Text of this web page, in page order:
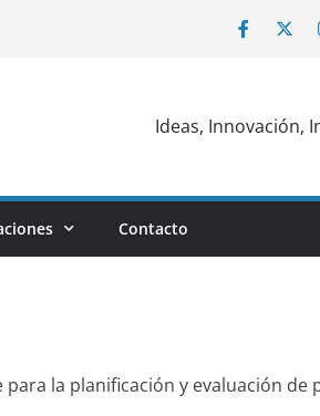
Ideas, Innovación,
Contacto
la planificación y evaluación de